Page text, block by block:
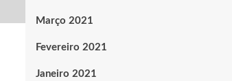
Março 2021
Fevereiro 2021
Janeiro 2021